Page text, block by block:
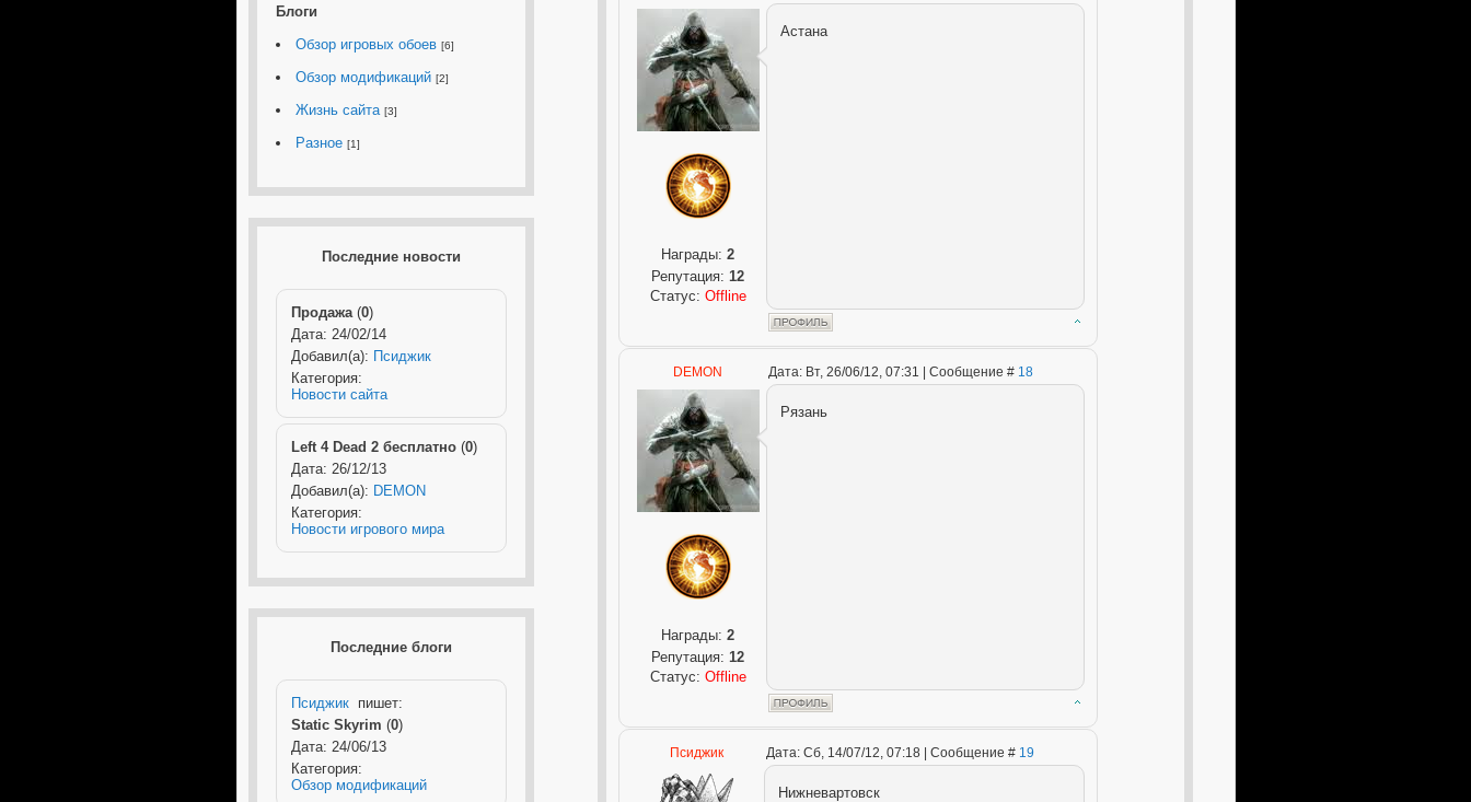
Блоги
Обзор игровых обоев [6]
Обзор модификаций [2]
Жизнь сайта [3]
Разное [1]
Последние новости
Продажа (0)
Дата: 24/02/14
Добавил(а): Псиджик
Категория:
Новости сайта
Left 4 Dead 2 бесплатно (0)
Дата: 26/12/13
Добавил(а): DEMON
Категория:
Новости игрового мира
Последние блоги
Псиджикпишет:
Static Skyrim (0)
Дата: 24/06/13
Категория:
Обзор модификаций
Награды: 2
Репутация: 12
Статус: Offline
Астана
DEMON Дата: Вт, 26/06/12, 07:31 | Сообщение # 18
Награды: 2
Репутация: 12
Статус: Offline
Рязань
Псиджик Дата: Сб, 14/07/12, 07:18 | Сообщение # 19
Нижневартовск